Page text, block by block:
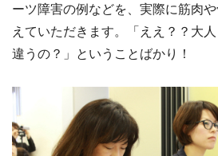
ーツ障害の例などを、実際に筋肉
えていただきます。「ええ？？大
違うの？」ということばかり！